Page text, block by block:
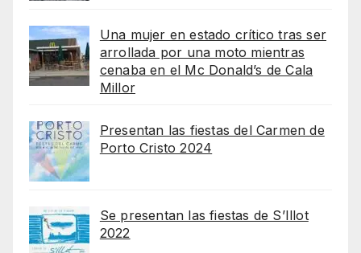
Una mujer en estado crítico tras ser
arrollada por una moto mientras
cenaba en el Mc Donald’s de Cala
Millor
Presentan las fiestas del Carmen de
Porto Cristo 2024
Se presentan las fiestas de S’Illot
2022